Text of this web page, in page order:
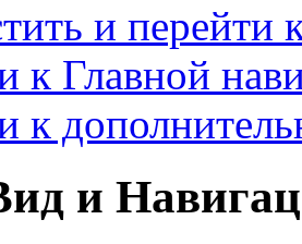
и перейти
к Главной
к
и